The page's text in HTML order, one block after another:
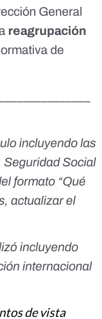
General
reagrupación
de
incluyendo las
Seguridad Social
formato “Qué
actualizar el
incluyendo
internacional
de vista